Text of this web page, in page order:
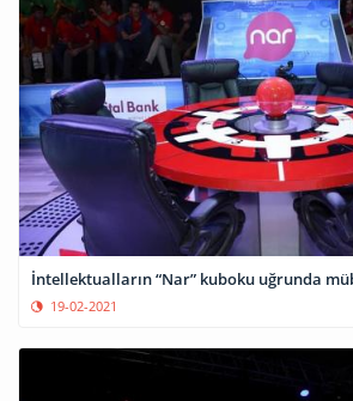
İntellektualların “Nar” kuboku uğrunda
19-02-2021